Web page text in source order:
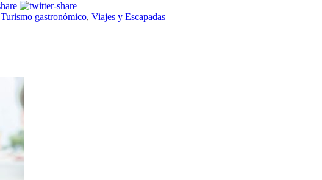
Turismo gastronómico, Viajes y Escapadas